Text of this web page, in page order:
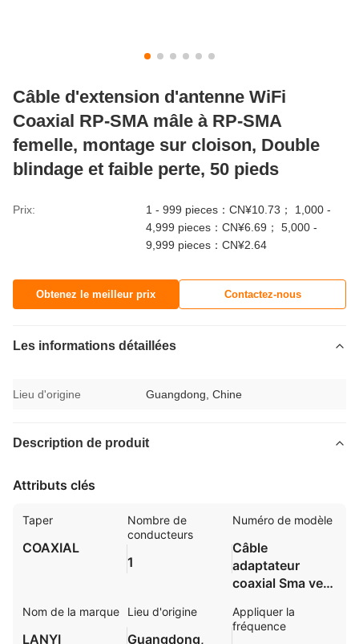
Câble d'extension d'antenne WiFi
Coaxial RP-SMA mâle à RP-SMA
femelle, montage sur cloison, Double
blindage et faible perte, 50 pieds
Prix:
1 - 999 pieces：CN¥10.73； 1,000 -
4,999 pieces：CN¥6.69； 5,000 -
9,999 pieces：CN¥2.64
Obtenez le meilleur prix Contactez-nous
Les informations détaillées
Lieu d'origine Guangdong, Chine
Description de produit
Attributs clés
Taper
COAXIAL
Nombre de
conducteurs
1
Numéro de modèle
Câble
adaptateur
coaxial Sma vers
Nom de la marque
LANYI
Lieu d'origine
Guangdong,
Appliquer la
fréquence